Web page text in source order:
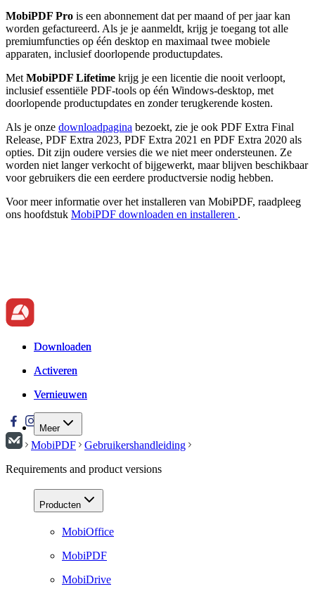
MobiPDF Pro is een abonnement dat per maand of per jaar kan
worden gefactureerd. Als je je aanmeldt, krijg je toegang tot alle
premiumfuncties op één desktop en maximaal twee mobiele
apparaten, inclusief doorlopende productupdates.
Met MobiPDF Lifetime krijg je een licentie die nooit verloopt,
inclusief essentiële PDF-tools op één Windows-desktop, met
doorlopende productupdates en zonder terugkerende kosten.
Als je onze downloadpagina bezoekt, zie je ook PDF Extra Final
Release, PDF Extra 2023, PDF Extra 2021 en PDF Extra 2020 als
opties. Dit zijn oudere versies die we niet meer ondersteunen. Ze
worden niet langer verkocht of bijgewerkt, maar blijven beschikbaar
voor gebruikers die een eerdere productversie nodig hebben.
Voor meer informatie over het installeren van MobiPDF, raadpleeg
ons hoofdstuk MobiPDF downloaden en installeren .
Downloaden
Activeren
Vernieuwen
Meer
Downloaden
Activeren
Vernieuwen
MobiPDF
Gebruikershandleiding
Requirements and product versions
Producten
MobiOffice
MobiPDF
MobiDrive